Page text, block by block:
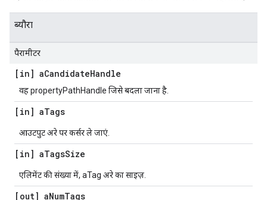
ब्यौरा
पैरामीटर
[in] aCandidateHandle
वह propertyPathHandle जिसे बदला जाना है.
[in] aTags
आउटपुट अरे पर कर्सर ले जाएं.
[in] aTagsSize
एलिमेंट की संख्या में, aTag अरे का साइज़.
[out] aNumTags